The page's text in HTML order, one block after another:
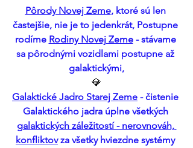
Pôrody Novej Zeme, ktoré sú len
častejšie, nie je to jedenkrát, Postupne
rodíme Rodiny Novej Zeme - stávame
sa pôrodnými vozidlami postupne až
galaktickými,
💎
Galaktické Jadro Starej Zeme - čistenie
Galaktického jadra úplne všetkých
galaktických záležitostí - nerovnováh,
konfliktov za všetky hviezdne systémy